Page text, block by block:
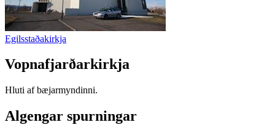
Egilsstaðakirkja
Vopnafjarðarkirkja
Hluti af bæjarmyndinni.
Algengar spurningar